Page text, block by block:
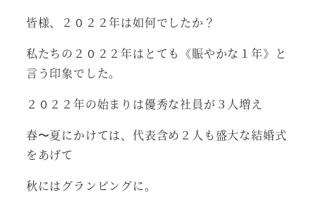
皆様、２０２２年は如何でしたか？
私たちの２０２２年はとても《賑やかな１年》と
言う印象でした。
２０２２年の始まりは優秀な社員が３人増え
春〜夏にかけては、代表含め２人も盛大な結婚式
をあげて
秋にはグランピングに。